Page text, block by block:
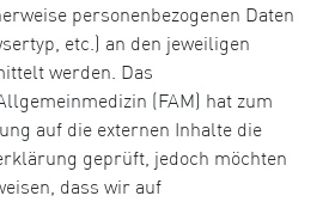
personenbezogenen Daten
etc.) an den jeweiligen
werden. Das
(FAM) hat zum
auf die externen Inhalte die
geprüft, jedoch möchten
dass wir auf